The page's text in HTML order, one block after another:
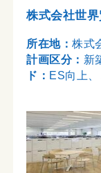
株式会社世
所在地：株式
計画区分： 新
ド： ES向上